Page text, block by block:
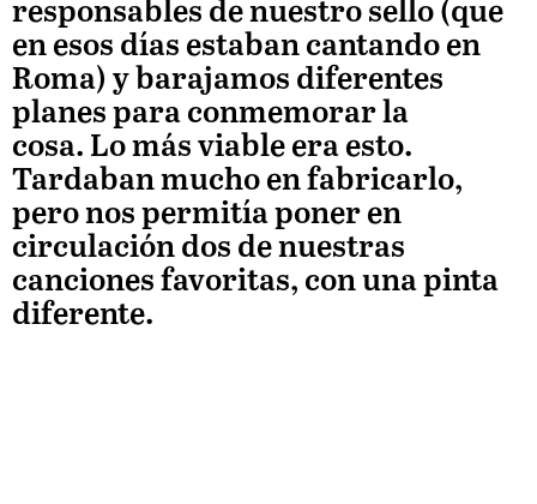
responsables de nuestro sello (que
en esos días estaban cantando en
Roma) y barajamos diferentes
planes para conmemorar la
cosa. Lo más viable era esto.
Tardaban mucho en fabricarlo,
pero nos permitía poner en
circulación dos de nuestras
canciones favoritas, con una pinta
diferente.